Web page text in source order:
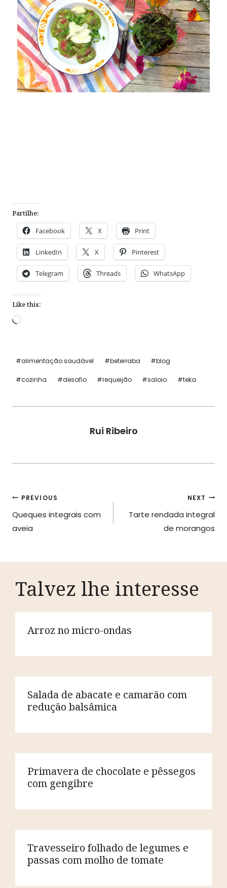
Partilhe:
Facebook X Print
LinkedIn X Pinterest
Telegram Threads WhatsApp
Like this:
Loading…
Post
#alimentação saudável #beterraba #blog
#cozinha #desafio #requeijão #saloio #teka
Rui Ribeiro
Navegação
de
PREVIOUS
Queques integrais com
aveia
NEXT
Tarte rendada integral
de morangos
Talvez lhe interesse
Arroz no micro-ondas
Salada de abacate e camarão com
redução balsâmica
Primavera de chocolate e pêssegos
com gengibre
Travesseiro folhado de legumes e
passas com molho de tomate